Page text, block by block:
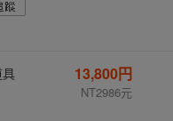
13,800円
NT2986元